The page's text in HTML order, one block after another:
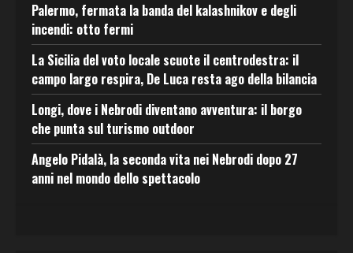
Palermo, fermata la banda del kalashnikov e degli
incendi: otto fermi
La Sicilia del voto locale scuote il centrodestra: il
campo largo respira, De Luca resta ago della bilancia
Longi, dove i Nebrodi diventano avventura: il borgo
che punta sul turismo outdoor
Angelo Pidalà, la seconda vita nei Nebrodi dopo 27
anni nel mondo dello spettacolo